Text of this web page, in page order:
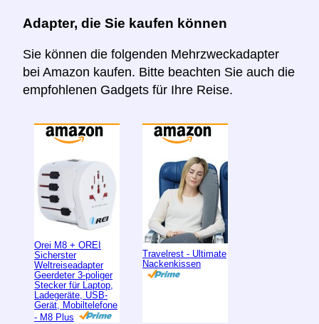
Adapter, die Sie kaufen können
Sie können die folgenden Mehrzweckadapter
bei Amazon kaufen. Bitte beachten Sie auch die
empfohlenen Gadgets für Ihre Reise.
Orei M8 + OREI
Sicherster
Weltreiseadapter
Geerdeter 3-poliger
Stecker für Laptop,
Ladegeräte, USB-
Gerät, Mobiltelefone
- M8 Plus
Travelrest - Ultimate
Nackenkissen